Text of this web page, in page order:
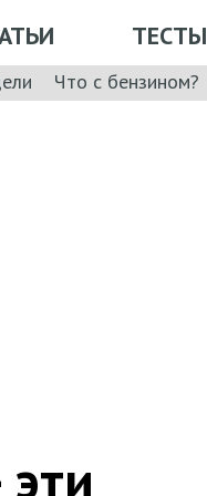
ТЕСТЫ
Что с бензином?